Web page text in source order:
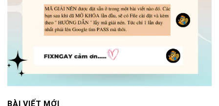
BÀI VIẾT MỚI